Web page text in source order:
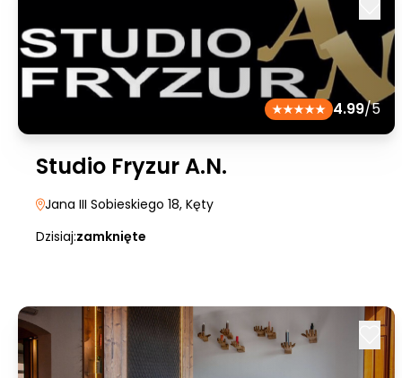
4.99/5
Studio Fryzur A.N.
Jana III Sobieskiego 18, Kęty
Dzisiaj:zamknięte